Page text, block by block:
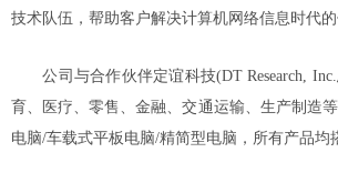
技术队伍，帮助客户解决计算机网络信息时代
公司与合作伙伴定谊科技(DT Research, Inc.
育、医疗、零售、金融、交通运输、生产制造
电脑/车载式平板电脑/精简型电脑，所有产品均